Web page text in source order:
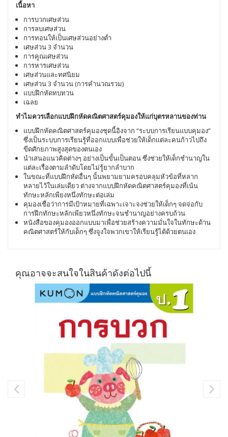
เนื้อหา
การบวกเศษส่วน
การลบเศษส่วน
การทอนให้เป็นเศษส่วนอย่างต่ำ
เศษส่วน 3 จำนวน
การคูณเศษส่วน
การหารเศษส่วน
เศษส่วนและทศนิยม
เศษส่วน 3 จำนวน (การคำนวณรวม)
แบบฝึกหัดทบทวน
เฉลย
ทำไมควรเลือกแบบฝึกหัดคณิตศาสตร์คุมองให้เเก่บุตรหลานของท่าน
แบบฝึกหัดคณิตศาสตร์คุมองชุดนี้อิงจาก “ระบบการเรียนแบบคุมอง”
ซึ่งเป็นระบบการเรียนรู้ที่ออกแบบเพื่อช่วยให้เด็กเเต่ละคนก้าวไปถึง
ขีดศักยภาพสูงสุดของตนเอง
นำเสนอแนวคิดต่างๆ อย่างเป็นขั้นเป็นตอน ซึ่งช่วยให้เด็กชำนาญใน
แต่ละเรื่องตามลำดับโดยไม่รู้ยากลำบาก
ในขณะที่แบบฝึกหัดอื่นๆ นั้นพยามยามครอบคลุมหัวข้อที่หลาก
หลายไว้ในเล่มเดียว ต่างจากแบบฝึกหัดคณิตศาสตร์คุมองที่เน้น
ทักษะหลักเพียงหนึ่งทักษะต่อเล่ม
คุมองเชื่อว่าการมีเป้าหมายที่เฉพาะเจาะจงช่วยให้เด็กๆ จดจ่อกับ
การฝึกทักษะหลักเพียวหนึ่งทักษะจนชำนาญอย่างครบถ้วน
หนังสือของคุมองออกแบบมาเพื่อช่วยสร้างความมั่นใจในทักษะด้าน
คณิตศาสตร์ให้กับเด็กๆ ซึ่งจูงใจพวกเขาให้เรียนรู้ได้ด้วยตนเอง
คุณอาจจะสนใจในสินค้าดังต่อไปนี้